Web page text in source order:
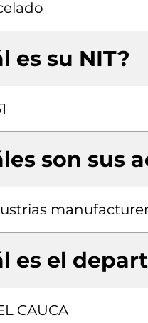
es su NIT?
son sus
es el
CAUCA